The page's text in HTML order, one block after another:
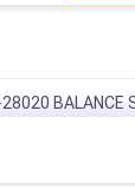
BALANCE